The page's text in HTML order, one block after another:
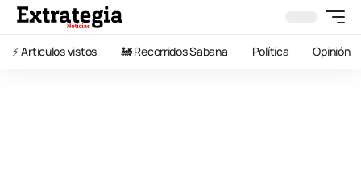
⚡️ Artículos vistos 🚂 Recorridos Sabana Política Opinión